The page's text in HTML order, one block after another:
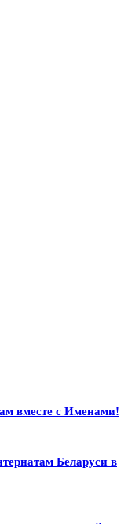
вместе с Именами!
Беларуси в